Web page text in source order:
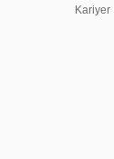
Kariyer